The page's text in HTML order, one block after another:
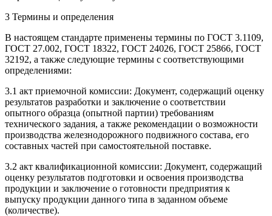
3 Термины и определения
В настоящем стандарте применены термины по ГОСТ 3.1109,
ГОСТ 27.002, ГОСТ 18322, ГОСТ 24026, ГОСТ 25866, ГОСТ
32192, а также следующие термины с соответствующими
определениями:
3.1 акт приемочной комиссии: Документ, содержащий оценку
результатов разработки и заключение о соответствии
опытного образца (опытной партии) требованиям
технического задания, а также рекомендации о возможности
производства железнодорожного подвижного состава, его
составных частей при самостоятельной поставке.
3.2 акт квалификационной комиссии: Документ, содержащий
оценку результатов подготовки и освоения производства
продукции и заключение о готовности предприятия к
выпуску продукции данного типа в заданном объеме
(количестве).